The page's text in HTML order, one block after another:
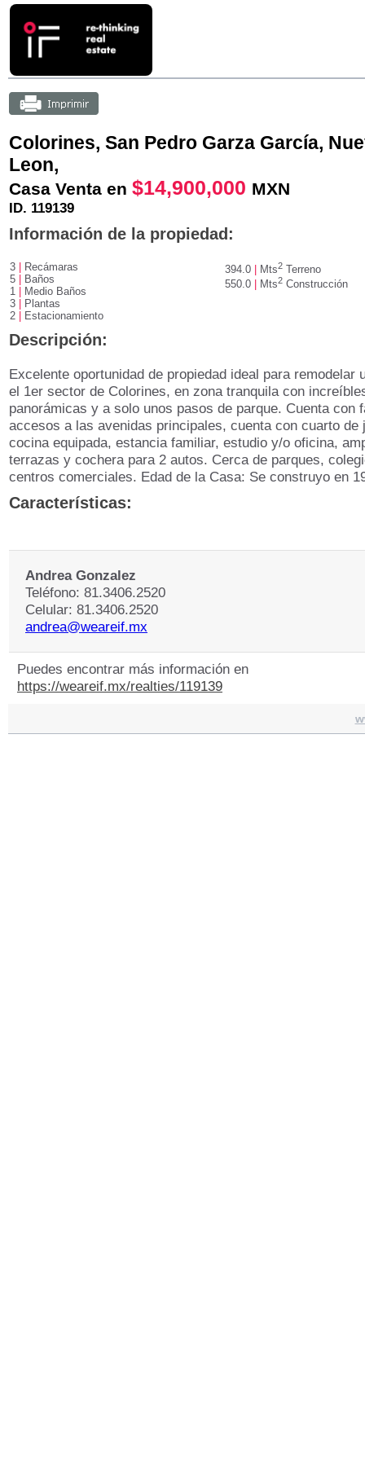
Colorines, San Pedro Garza Garcí­a,
Leon,
Casa Venta en $14,900,000 MXN
ID. 119139
Información de la propiedad:
3
Recámaras
5
Baños
1
Medio Baños
3
Plantas
2
Estacionamiento
394.0 Mts2 Terreno
550.0
Mts2 Construcción
Descripción:
Excelente oportunidad de propiedad ideal para remodelar
el 1er sector de Colorines, en zona tranquila con
panorámicas y a solo unos pasos de parque. Cuenta con
accesos a las avenidas principales, cuenta con cuarto de
cocina equipada, estancia familiar, estudio y/o oficina,
terrazas y cochera para 2 autos. Cerca de parques,
centros comerciales. Edad de la Casa: Se construyo en
Características:
Andrea Gonzalez
Teléfono: 81.3406.2520
Celular: 81.3406.2520
andrea@weareif.mx
Puedes encontrar más información en
https://weareif.mx/realties/119139